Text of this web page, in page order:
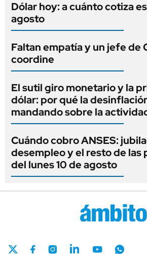
Dólar hoy: a cuánto cotiza
agosto
Faltan empatía y un jefe de
coordine
El sutil giro monetario y la
dólar: por qué la
mandando sobre la
Cuándo cobro ANSES:
desempleo y el resto de las
del lunes 10 de agosto